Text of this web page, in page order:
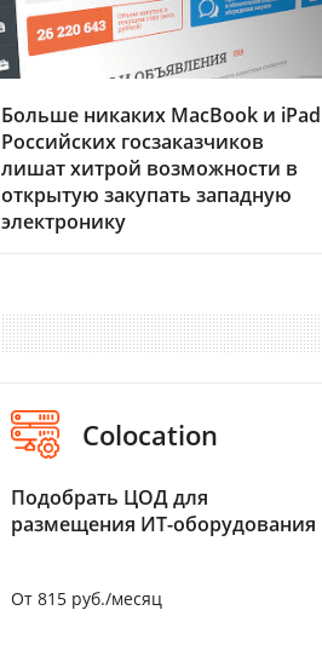
Больше никаких MacBook и
Российских госзаказчиков
лишат хитрой возможности в
открытую закупать западную
электронику
Colocation
Подобрать ЦОД для
размещения ИТ-оборудования
От 815 руб./месяц